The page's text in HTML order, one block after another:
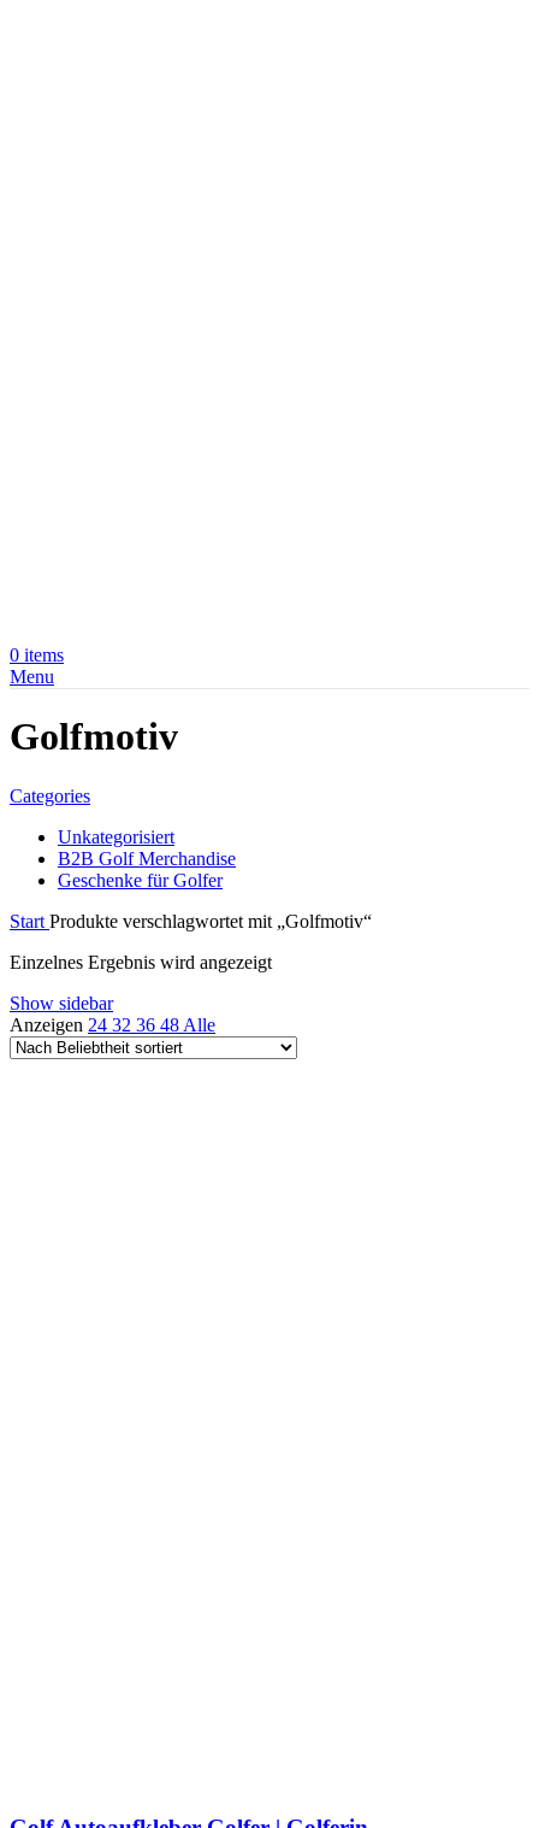
0 items
Menu
Golfmotiv
Categories
Unkategorisiert
B2B Golf Merchandise
Geschenke für Golfer
Start Produkte verschlagwortet mit „Golfmotiv“
Einzelnes Ergebnis wird angezeigt
Show sidebar
Anzeigen 24 32 36 48 Alle